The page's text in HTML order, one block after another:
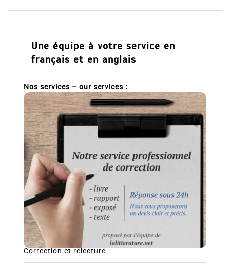
Une équipe à votre service en
français et en anglais
Nos services – our services :
Correction et relecture